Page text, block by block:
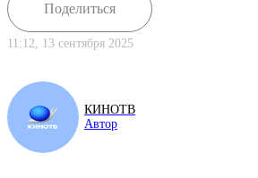
Поделиться
11:12, 13 сентября 2025
КИНОТВ
Автор